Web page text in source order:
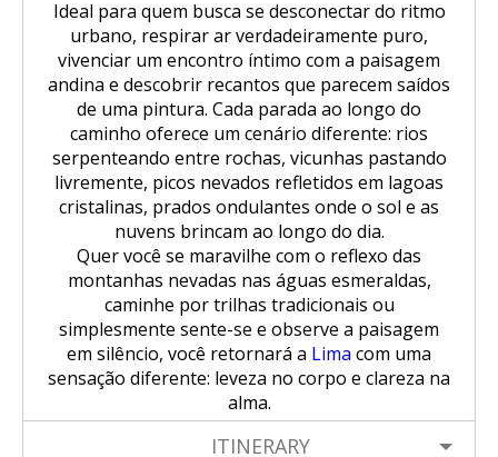
Ideal para quem busca se desconectar do ritmo
urbano, respirar ar verdadeiramente puro,
vivenciar um encontro íntimo com a paisagem
andina e descobrir recantos que parecem saídos
de uma pintura. Cada parada ao longo do
caminho oferece um cenário diferente: rios
serpenteando entre rochas, vicunhas pastando
livremente, picos nevados refletidos em lagoas
cristalinas, prados ondulantes onde o sol e as
nuvens brincam ao longo do dia.
Quer você se maravilhe com o reflexo das
montanhas nevadas nas águas esmeraldas,
caminhe por trilhas tradicionais ou
simplesmente sente-se e observe a paisagem
em silêncio, você retornará a Lima com uma
sensação diferente: leveza no corpo e clareza na
alma.
ITINERARY